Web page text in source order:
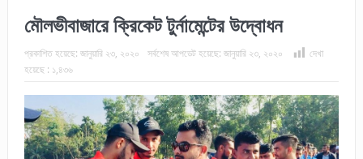
মৌলভীবাজারে ক্রিকেট টুর্নামেন্টের উদ্বোধন
প্রকাশিত হয়েছে: জানুয়ারি ২৩, ২০২০ সর্বশেষ আপডেট হয়েছে: জানুয়ারি ২৩, ২০২০
দেখা
হয়েছে : ১,৪৩৬